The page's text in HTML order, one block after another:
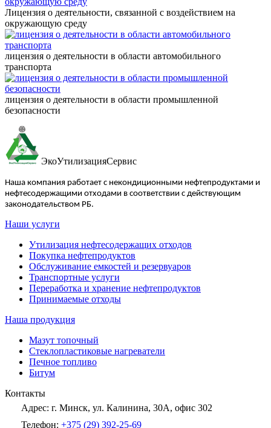
Лицензия о деятельности, связанной с воздействием на
окружающую среду
лицензия о деятельности в области автомобильного
транспорта
лицензия о деятельности в области промышленной
безопасности
ЭкоУтилизацияСервис
Наша компания работает с некондиционными нефтепродуктами и
нефтесодержащими отходами в соответствии с действующим
законодательством РБ.
Наши услуги
Утилизация нефтесодержащих отходов
Покупка нефтепродуктов
Обслуживание емкостей и резервуаров
Транспортные услуги
Переработка и хранение нефтепродуктов
Принимаемые отходы
Наша продукция
Мазут топочный
Стеклопластиковые нагреватели
Печное топливо
Битум
Контакты
Адрес: г. Минск, ул. Калинина, 30А, офис 302
Телефон: +375 (29) 392-25-69